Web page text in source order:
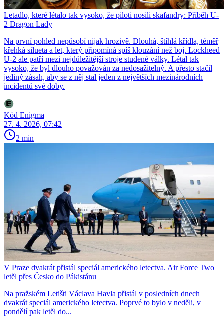
Letadlo, které létalo tak vysoko, že piloti nosili skafandry: Příběh U-
2 Dragon Lady
Na první pohled nepůsobí nijak hrozivě. Dlouhá, štíhlá křídla, téměř
křehká silueta a let, který připomíná spíš klouzání než boj. Lockheed
U-2 ale patří mezi nejdůležitější stroje studené války. Létal tak
vysoko, že byl dlouho považován za nedosažitelný. A přesto stačil
jediný zásah, aby se z něj stal jeden z největších mezinárodních
incidentů své doby.
Kód Enigma
27. 4. 2026, 07:42
2 min
V Praze dvakrát přistál speciál amerického letectva. Air Force Two
letěl přes Česko do Pákistánu
Na pražském Letišti Václava Havla přistál v posledních dnech
dvakrát speciál amerického letectva. Poprvé to bylo v neděli, v
pondělí pak letěl do...